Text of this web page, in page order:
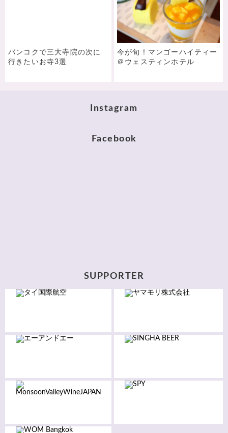
バンコクで三大寺院の次に
行きたいお寺3選
今が旬！マンゴーハイティー
＠ウェスティンホテル
Instagram
Facebook
SUPPORTER